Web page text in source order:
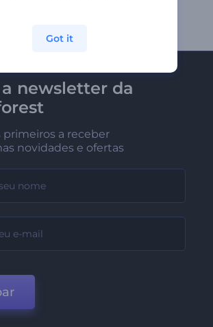
newsletter da
primeiros a receber
novidades e ofertas
Got it